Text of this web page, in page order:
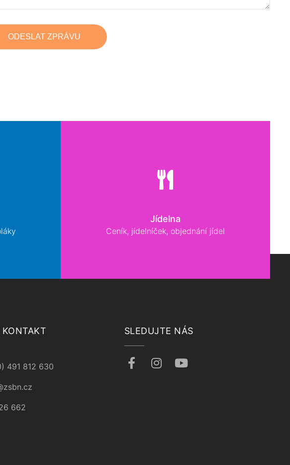
Jídelna
Ceník, jídelníček, objednání jídel
KONTAKT
491 812 630
662
SLEDUJTE NÁS